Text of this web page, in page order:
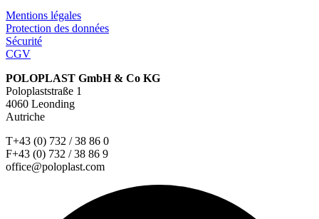
Mentions légales
Protection des données
Sécurité
CGV
POLOPLAST GmbH & Co KG
Poloplaststraße 1
4060 Leonding
Autriche
T+43 (0) 732 / 38 86 0
F+43 (0) 732 / 38 86 9
office@poloplast.com